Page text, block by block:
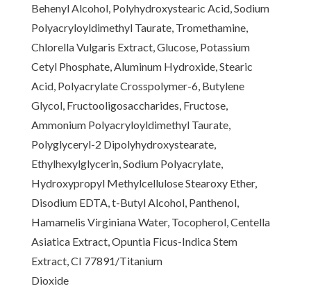
Behenyl Alcohol, Polyhydroxystearic Acid, Sodium
Polyacryloyldimethyl Taurate, Tromethamine,
Chlorella Vulgaris Extract, Glucose, Potassium
Cetyl Phosphate, Aluminum Hydroxide, Stearic
Acid, Polyacrylate Crosspolymer-6, Butylene
Glycol, Fructooligosaccharides, Fructose,
Ammonium Polyacryloyldimethyl Taurate,
Polyglyceryl-2 Dipolyhydroxystearate,
Ethylhexylglycerin, Sodium Polyacrylate,
Hydroxypropyl Methylcellulose Stearoxy Ether,
Disodium EDTA, t-Butyl Alcohol, Panthenol,
Hamamelis Virginiana Water, Tocopherol, Centella
Asiatica Extract, Opuntia Ficus-Indica Stem
Extract, CI 77891/Titanium
Dioxide